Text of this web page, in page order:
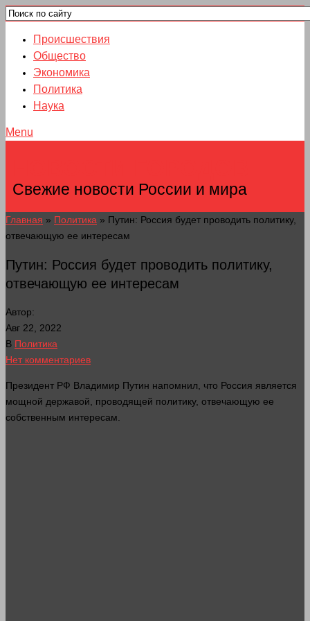
Происшествия
Общество
Экономика
Политика
Наука
Menu
Свежие новости России и мира
Главная » Политика » Путин: Россия будет проводить политику,
отвечающую ее интересам
Путин: Россия будет проводить политику,
отвечающую ее интересам
Автор:
Авг 22, 2022
В Политика
Нет комментариев
Президент РФ Владимир Путин напомнил, что Россия является
мощной державой, проводящей политику, отвечающую ее
собственным интересам.